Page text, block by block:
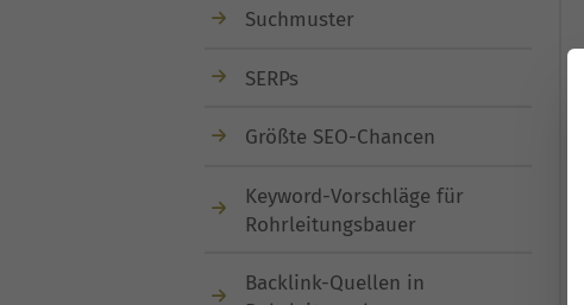
Suchmuster
SERPs
Größte SEO-Chancen
Keyword-Vorschläge für
Rohrleitungsbauer
Backlink-Quellen in